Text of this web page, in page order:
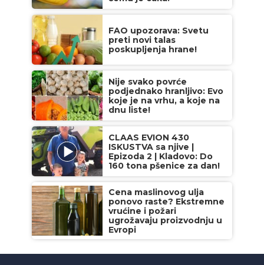
FAO upozorava: Svetu
preti novi talas
poskupljenja hrane!
Nije svako povrće
podjednako hranljivo: Evo
koje je na vrhu, a koje na
dnu liste!
CLAAS EVION 430
ISKUSTVA sa njive |
Epizoda 2 | Kladovo: Do
160 tona pšenice za dan!
Cena maslinovog ulja
ponovo raste? Ekstremne
vrućine i požari
ugrožavaju proizvodnju u
Evropi